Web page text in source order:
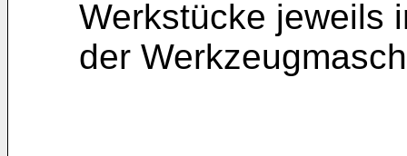
Werkstücke jeweils
der